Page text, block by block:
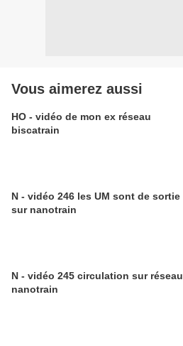
Vous aimerez aussi
HO - vidéo de mon ex réseau
biscatrain
N - vidéo 246 les UM sont de sortie
sur nanotrain
N - vidéo 245 circulation sur réseau
nanotrain